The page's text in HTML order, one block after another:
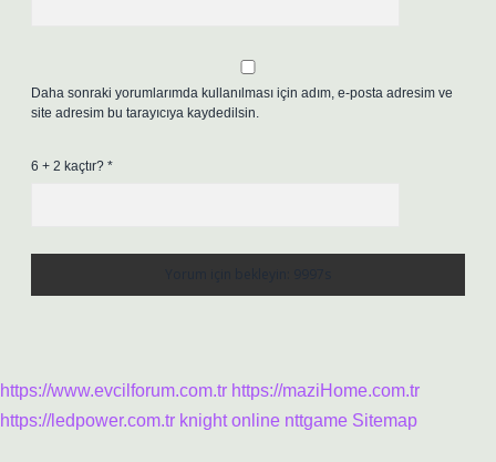
Daha sonraki yorumlarımda kullanılması için adım, e-posta adresim ve
site adresim bu tarayıcıya kaydedilsin.
6 + 2 kaçtır? *
https://www.evcilforum.com.tr https://maziHome.com.tr
https://ledpower.com.tr knight online nttgame Sitemap